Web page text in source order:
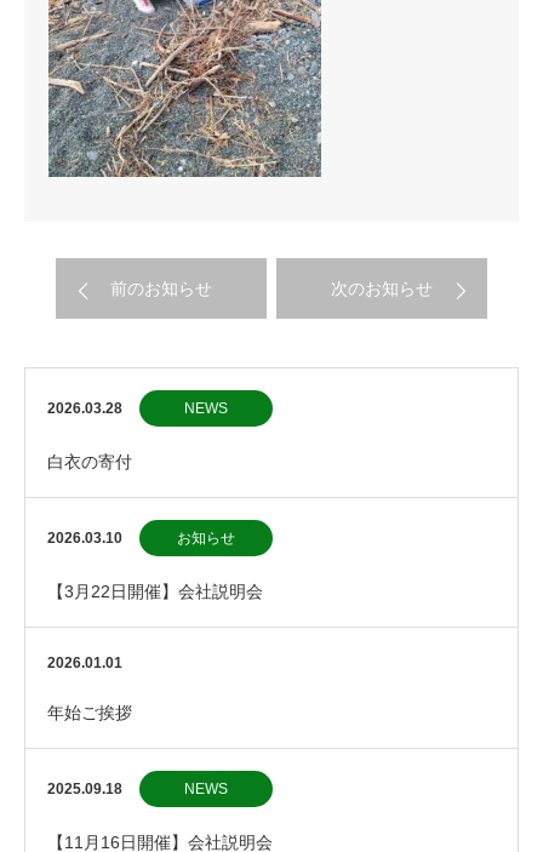
前のお知らせ 次のお知らせ
2026.03.28 NEWS
白衣の寄付
2026.03.10 お知らせ
【3月22日開催】会社説明会
2026.01.01
年始ご挨拶
2025.09.18 NEWS
【11月16日開催】会社説明会